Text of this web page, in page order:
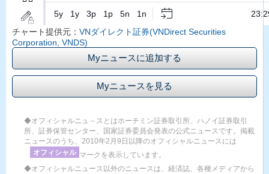
チャート提供元： VNダイレクト証券(VNDirect Securities
Corporation, VNDS)
Myニュースに追加する
Myニュースを見る
◆オフィシャルニュ－スとはホーチミン証券取引所、ハノイ証券取引
所、証券保管センター、国家証券委員会発表の公式ニュースです。掲載
ニュースのうち、2010年2月9日以降のオフィシャルニュースには
オフィシャル マークを表示しています。
◆オフィシャルニュース以外のニュースは、経済誌、各種メディアから